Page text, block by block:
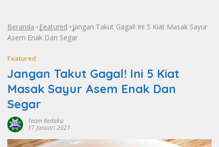
Beranda »Featured »Jangan Takut Gagal! Ini 5 Kiat Masak Sayur
Asem Enak Dan Segar
Featured
Jangan Takut Gagal! Ini 5 Kiat
Masak Sayur Asem Enak Dan
Segar
Team Redaksi
17 Januari 2021